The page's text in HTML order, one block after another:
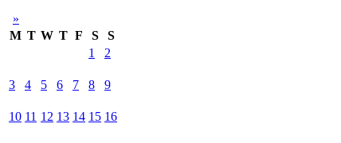
»
M T W T F S
S
1
2
3 4 5 6 7 8 9
10 11 12 13 14 15 16